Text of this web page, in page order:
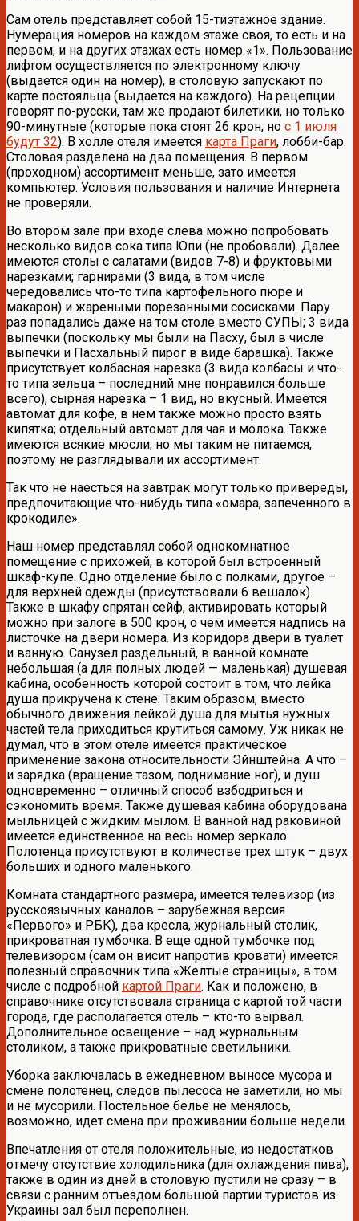
Сам отель представляет собой 15-тиэтажное здание.
Нумерация номеров на каждом этаже своя, то есть и на
первом, и на других этажах есть номер «1». Пользование
лифтом осуществляется по электронному ключу
(выдается один на номер), в столовую запускают по
карте постояльца (выдается на каждого). На рецепции
говорят по-русски, там же продают билетики, но только
90-минутные (которые пока стоят 26 крон, но с 1 июля
будут 32). В холле отеля имеется карта Праги, лобби-бар.
Столовая разделена на два помещения. В первом
(проходном) ассортимент меньше, зато имеется
компьютер. Условия пользования и наличие Интернета
не проверяли.
Во втором зале при входе слева можно попробовать
несколько видов сока типа Юпи (не пробовали). Далее
имеются столы с салатами (видов 7-8) и фруктовыми
нарезками; гарнирами (3 вида, в том числе
чередовались что-то типа картофельного пюре и
макарон) и жареными порезанными сосисками. Пару
раз попадались даже на том столе вместо СУПЫ; 3 вида
выпечки (поскольку мы были на Пасху, был в числе
выпечки и Пасхальный пирог в виде барашка). Также
присутствует колбасная нарезка (3 вида колбасы и что-
то типа зельца – последний мне понравился больше
всего), сырная нарезка – 1 вид, но вкусный. Имеется
автомат для кофе, в нем также можно просто взять
кипятка; отдельный автомат для чая и молока. Также
имеются всякие мюсли, но мы таким не питаемся,
поэтому не разглядывали их ассортимент.
Так что не наесться на завтрак могут только привереды,
предпочитающие что-нибудь типа «омара, запеченного в
крокодиле».
Наш номер представлял собой однокомнатное
помещение с прихожей, в которой был встроенный
шкаф-купе. Одно отделение было с полками, другое –
для верхней одежды (присутствовали 6 вешалок).
Также в шкафу спрятан сейф, активировать который
можно при залоге в 500 крон, о чем имеется надпись на
листочке на двери номера. Из коридора двери в туалет
и ванную. Санузел раздельный, в ванной комнате
небольшая (а для полных людей — маленькая) душевая
кабина, особенность которой состоит в том, что лейка
душа прикручена к стене. Таким образом, вместо
обычного движения лейкой душа для мытья нужных
частей тела приходиться крутиться самому. Уж никак не
думал, что в этом отеле имеется практическое
применение закона относительности Эйнштейна. А что –
и зарядка (вращение тазом, поднимание ног), и душ
одновременно – отличный способ взбодриться и
сэкономить время. Также душевая кабина оборудована
мыльницей с жидким мылом. В ванной над раковиной
имеется единственное на весь номер зеркало.
Полотенца присутствуют в количестве трех штук – двух
больших и одного маленького.
Комната стандартного размера, имеется телевизор (из
русскоязычных каналов – зарубежная версия
«Первого» и РБК), два кресла, журнальный столик,
прикроватная тумбочка. В еще одной тумбочке под
телевизором (сам он висит напротив кровати) имеется
полезный справочник типа «Желтые страницы», в том
числе с подробной картой Праги. Как и положено, в
справочнике отсутствовала страница с картой той части
города, где располагается отель – кто-то вырвал.
Дополнительное освещение – над журнальным
столиком, а также прикроватные светильники.
Уборка заключалась в ежедневном выносе мусора и
смене полотенец, следов пылесоса не заметили, но мы
и не мусорили. Постельное белье не менялось,
возможно, идет смена при проживании больше недели.
Впечатления от отеля положительные, из недостатков
отмечу отсутствие холодильника (для охлаждения пива),
также в один из дней в столовую пустили не сразу – в
связи с ранним отъездом большой партии туристов из
Украины зал был переполнен.